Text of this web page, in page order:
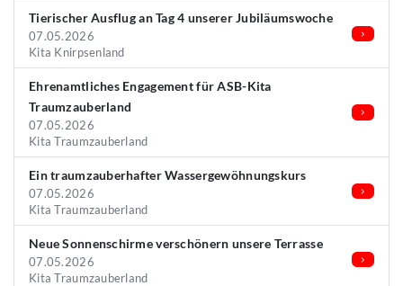
Tierischer Ausflug an Tag 4 unserer Jubiläumswoche
07.05.2026
Kita Knirpsenland
Ehrenamtliches Engagement für ASB-Kita
Traumzauberland
07.05.2026
Kita Traumzauberland
Ein traumzauberhafter Wassergewöhnungskurs
07.05.2026
Kita Traumzauberland
Neue Sonnenschirme verschönern unsere Terrasse
07.05.2026
Kita Traumzauberland